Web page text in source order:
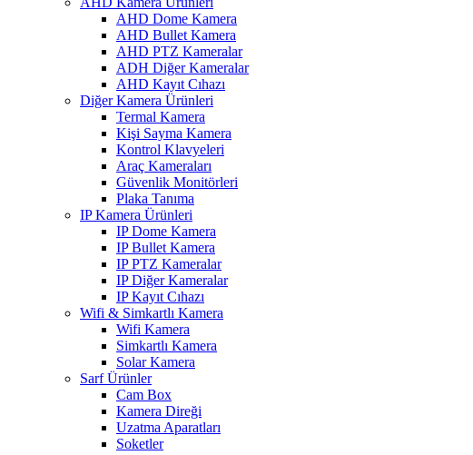
AHD Dome Kamera
AHD Bullet Kamera
AHD PTZ Kameralar
ADH Diğer Kameralar
AHD Kayıt Cıhazı
Diğer Kamera Ürünleri
Termal Kamera
Kişi Sayma Kamera
Kontrol Klavyeleri
Araç Kameraları
Güvenlik Monitörleri
Plaka Tanıma
IP Kamera Ürünleri
IP Dome Kamera
IP Bullet Kamera
IP PTZ Kameralar
IP Diğer Kameralar
IP Kayıt Cıhazı
Wifi & Simkartlı Kamera
Wifi Kamera
Simkartlı Kamera
Solar Kamera
Sarf Ürünler
Cam Box
Kamera Direği
Uzatma Aparatları
Soketler